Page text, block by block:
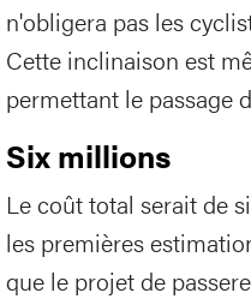
n'obligera pas les
Cette inclinaison est
permettant le passage
Six millions
Le coût total serait de
les premières
que le projet de